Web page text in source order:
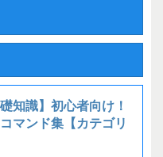
知識】初心者向け！
マンド集【カテゴリ